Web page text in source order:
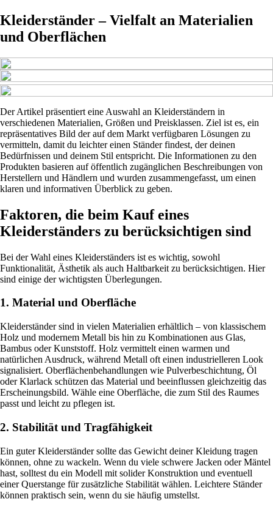
Kleiderständer – Vielfalt an Materialien
und Oberflächen
Der Artikel präsentiert eine Auswahl an Kleiderständern in
verschiedenen Materialien, Größen und Preisklassen. Ziel ist es, ein
repräsentatives Bild der auf dem Markt verfügbaren Lösungen zu
vermitteln, damit du leichter einen Ständer findest, der deinen
Bedürfnissen und deinem Stil entspricht. Die Informationen zu den
Produkten basieren auf öffentlich zugänglichen Beschreibungen von
Herstellern und Händlern und wurden zusammengefasst, um einen
klaren und informativen Überblick zu geben.
Faktoren, die beim Kauf eines
Kleiderständers zu berücksichtigen sind
Bei der Wahl eines Kleiderständers ist es wichtig, sowohl
Funktionalität, Ästhetik als auch Haltbarkeit zu berücksichtigen. Hier
sind einige der wichtigsten Überlegungen.
1. Material und Oberfläche
Kleiderständer sind in vielen Materialien erhältlich – von klassischem
Holz und modernem Metall bis hin zu Kombinationen aus Glas,
Bambus oder Kunststoff. Holz vermittelt einen warmen und
natürlichen Ausdruck, während Metall oft einen industrielleren Look
signalisiert. Oberflächenbehandlungen wie Pulverbeschichtung, Öl
oder Klarlack schützen das Material und beeinflussen gleichzeitig das
Erscheinungsbild. Wähle eine Oberfläche, die zum Stil des Raumes
passt und leicht zu pflegen ist.
2. Stabilität und Tragfähigkeit
Ein guter Kleiderständer sollte das Gewicht deiner Kleidung tragen
können, ohne zu wackeln. Wenn du viele schwere Jacken oder Mäntel
hast, solltest du ein Modell mit solider Konstruktion und eventuell
einer Querstange für zusätzliche Stabilität wählen. Leichtere Ständer
können praktisch sein, wenn du sie häufig umstellst.